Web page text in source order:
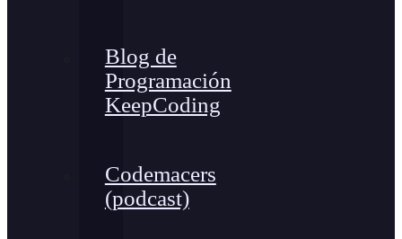
Blog de
Programación
KeepCoding
Codemacers
(podcast)